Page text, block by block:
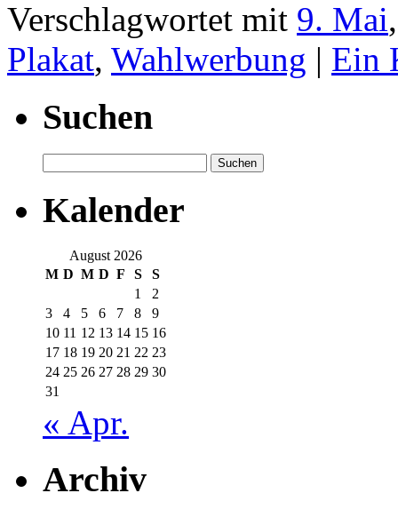
Verschlagwortet mit 9. Mai
Plakat, Wahlwerbung | Ein
Suchen
nach:
Kalender
August 2026
M D M D F S
S
1
2
3
4 5 6 7 8
9
10 11 12 13 14 15 16
17 18 19 20 21 22 23
24 25 26 27 28 29 30
31
« Apr.
Archiv